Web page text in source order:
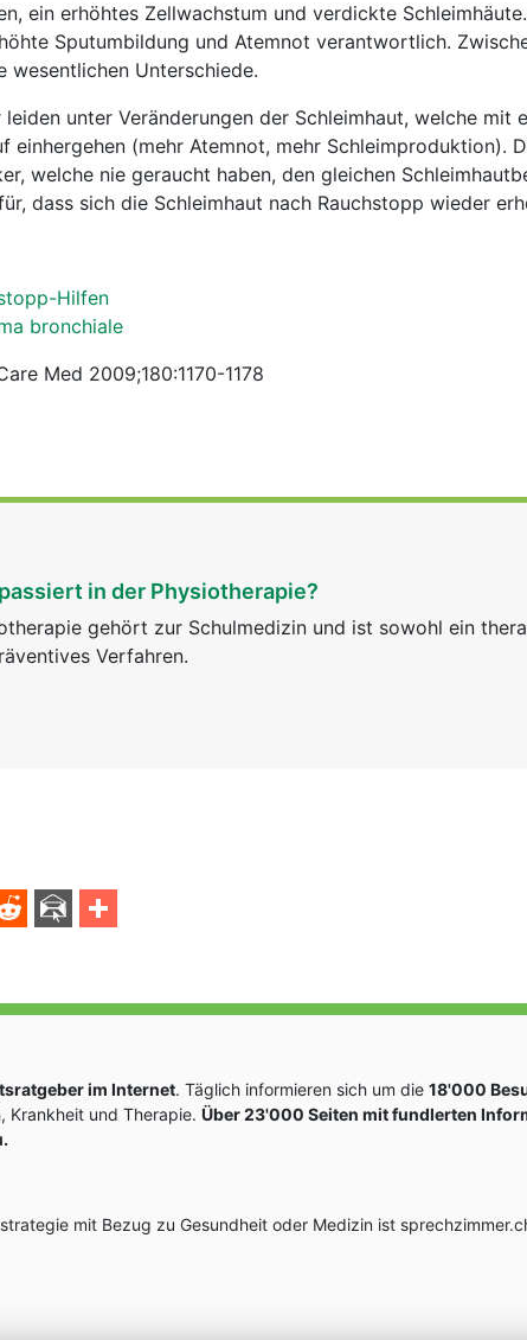
ein erhöhtes Zellwachstum und verdickte
Sputumbildung und Atemnot verantwortlich.
wesentlichen Unterschiede.
unter Veränderungen der Schleimhaut, welche mit
einhergehen (mehr Atemnot, mehr Schleimproduktion).
welche nie geraucht haben, den gleichen
dass sich die Schleimhaut nach Rauchstopp wieder
Hilfen
bronchiale
Med 2009;180:1170-1178
in der Physiotherapie?
gehört zur Schulmedizin und ist sowohl ein
Verfahren.
im Internet. Täglich informieren sich um die 18'000
Krankheit und Therapie. Über 23'000 Seiten mit fundlerten
mit Bezug zu Gesundheit oder Medizin ist